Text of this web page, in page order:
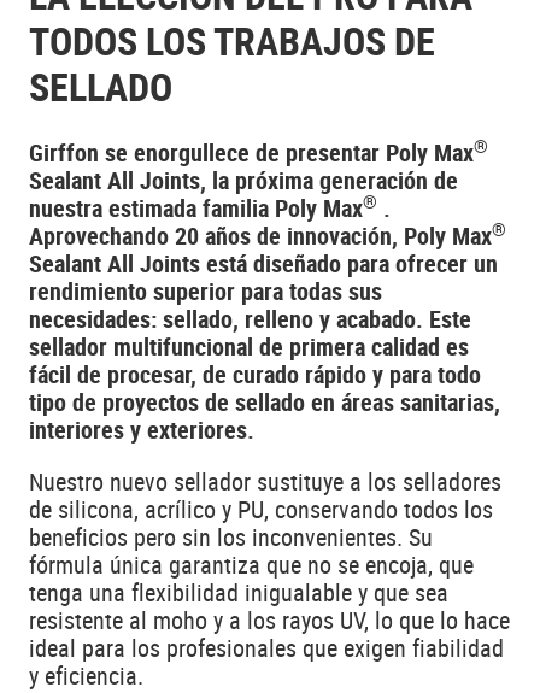
TODOS LOS TRABAJOS DE
SELLADO
Girffon se enorgullece de presentar Poly Max®
Sealant All Joints, la próxima generación de
nuestra estimada familia Poly Max® .
Aprovechando 20 años de innovación, Poly Max®
Sealant All Joints está diseñado para ofrecer un
rendimiento superior para todas sus
necesidades: sellado, relleno y acabado. Este
sellador multifuncional de primera calidad es
fácil de procesar, de curado rápido y para todo
tipo de proyectos de sellado en áreas sanitarias,
interiores y exteriores.
Nuestro nuevo sellador sustituye a los selladores
de silicona, acrílico y PU, conservando todos los
beneficios pero sin los inconvenientes. Su
fórmula única garantiza que no se encoja, que
tenga una flexibilidad inigualable y que sea
resistente al moho y a los rayos UV, lo que lo hace
ideal para los profesionales que exigen fiabilidad
y eficiencia.